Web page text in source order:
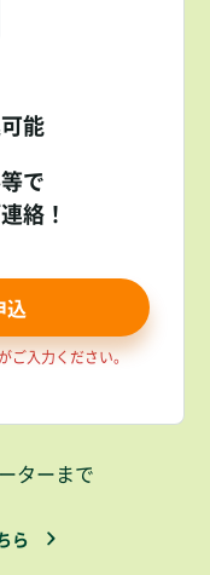
能
で
絡！
込
ご入力ください。
ターまで
ら